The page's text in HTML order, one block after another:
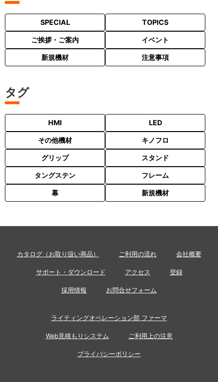
SPECIAL TOPICS
ご挨拶・ご案内 イベント
新規機材 注意事項
タグ
HMI LED
その他機材 キノフロ
グリップ スタンド
タングステン フレーム
幕 新規機材
カタログ（お取り扱い商品） ご利用の流れ 会社概要
サポート・ダウンロード アクセス 登録
採用情報 お問合せフォーム
ライティングオペレーション部 ファーマ
Web見積もりシステム ご利用上の注意
プライバシーポリシー